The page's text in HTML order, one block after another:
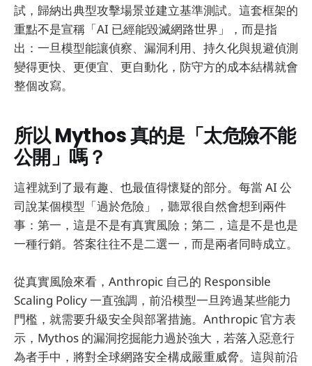
試，歸納出典型攻擊場景並建立基準測試。這套框架的
重點不是宣稱「AI 已經能毀滅網路世界」，而是指
出：一旦模型能讓偵察、漏洞利用、持久化與規避偵測
變得更快、更便宜、更自動化，防守方的成本結構就會
整個改寫。
所以 Mythos 真的是「太危險不能
公開」嗎？
這裡就到了最有趣、也最值得懷疑的部分。每當 AI 公
司說某個模型「過於危險」，聽眾很自然會想到兩件
事：第一，這是不是有真實風險；第二，這是不是也是
一種行銷。答案往往不是二選一，而是兩者同時成立。
從真實風險來看，Anthropic 自己的 Responsible
Scaling Policy 一直強調，前沿模型一旦跨過某些能力
門檻，就需要升級安全與部署措施。Anthropic 官方表
示，Mythos 的漏洞挖掘能力過於強大，若落入惡意行
為者手中，將對全球網路安全構成嚴重威脅。這與前沿